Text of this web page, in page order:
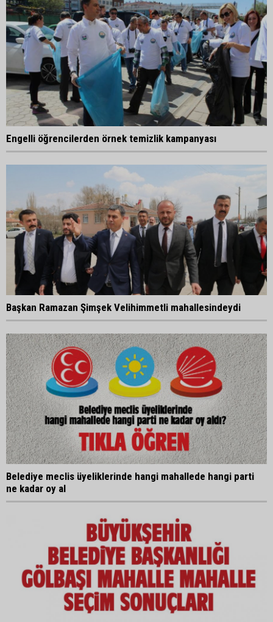
Engelli öğrencilerden örnek temizlik kampanyası
Başkan Ramazan Şimşek Velihimmetli mahallesindeydi
Belediye meclis üyeliklerinde hangi mahallede hangi parti
ne kadar oy al